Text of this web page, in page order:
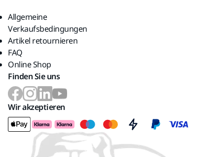
Allgemeine
Verkaufsbedingungen
Artikel retournieren
FAQ
Online Shop
Finden Sie uns
Wir akzeptieren